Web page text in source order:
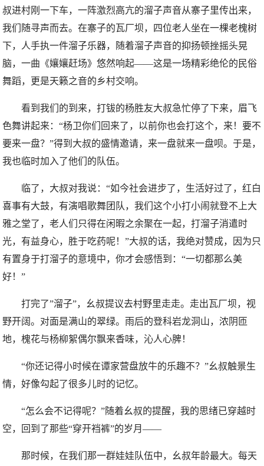
叔进村刚一下车，一阵激烈高亢的溜子声音从寨子里传出来，
我们随寻声而去。在寨子的瓦厂坝，四位老人坐在一棵老槐树
下，人手执一件溜子乐器，随着溜子声音的抑扬顿挫摇头晃
脑，一曲《孃孃赶场》悠然响起——这是一场精彩绝伦的民俗
舞蹈，更是天籁之音的乡村交响。
看到我们的到来，打钹的杨胜友大叔急忙停了下来，眉飞
色舞讲起来：“杨卫你们回来了，以前你也会打这个，来！要不
要来一盘？”得到大叔的盛情邀请，来一盘就来一盘呗。于是，
我也临时加入了他们的队伍。
临了，大叔对我说：“如今社会进步了，生活好过了，红白
喜事有大鼓，有演唱歌舞团队，我们这个小打小闹就登不上大
雅之堂了，老人们只得在闲暇之余聚在一起，打溜子消遣时
光，有益身心，胜于吃药呢！”大叔的话，我绝对赞成，因为只
有置身于打溜子的意境中，你才会感悟到：“一切都那么美
好！”
打完了”溜子”，幺叔提议去村野里走走。走出瓦厂坝，视
野开阔。对面是满山的翠绿。雨后的登科岩龙洞山，浓阴匝
地，槐花与杨柳絮偶尔飘来香味，沁人心脾！
“你还记得小时候在谭家营盘放牛的乐趣不？”幺叔触景生
情，好像勾起了很多儿时的记忆。
“怎么会不记得呢？”随着幺叔的提醒，我的思绪已穿越时
空，回到了那些“穿开裆裤”的岁月——
那时候，在我们那一群娃娃队伍中，幺叔年龄最大。每天